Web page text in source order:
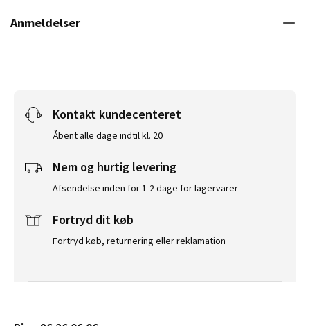
Anmeldelser
Kontakt kundecenteret
Åbent alle dage indtil kl. 20
Nem og hurtig levering
Afsendelse inden for 1-2 dage for lagervarer
Fortryd dit køb
Fortryd køb, returnering eller reklamation